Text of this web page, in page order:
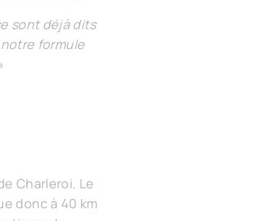
sont déjà dits
formule
Charleroi. Le
donc à 40 km